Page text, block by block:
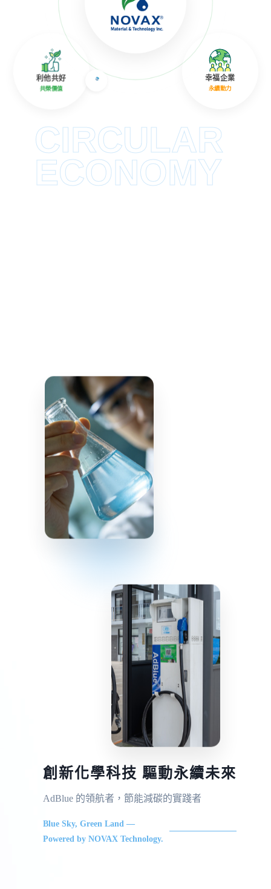
利他共好
共榮價值
幸福企業
永續動力
CIRCULAR
ECONOMY
創新化學科技 驅動永續未來
AdBlue 的領航者，節能減碳的實踐者
Blue Sky, Green Land —
Powered by NOVAX Technology.